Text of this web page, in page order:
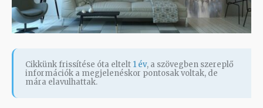
Cikkünk frissítése óta eltelt 1 év, a szövegben szereplő
információk a megjelenéskor pontosak voltak, de
mára elavulhattak.